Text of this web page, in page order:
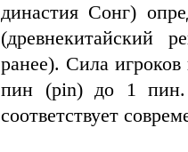
династия Сонг)
(древнекитайский
ранее). Сила
пин (pin) до 1 пин.
соответствует